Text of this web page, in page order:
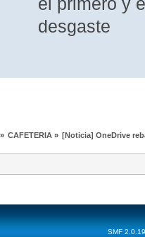
el primero y
desgaste
CAFETERIA» [Noticia] OneDrive
SMF 2.0.19